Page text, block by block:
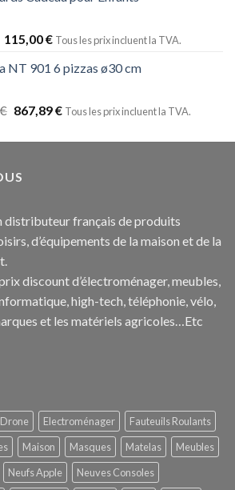
115,00€ Tous les prix incluent la TVA.
NT 901 6 pizzas ø30 cm
€ 867,89€ Tous les prix incluent la TVA.
distributeur français de produits
d’équipements de la maison et de la
discount d’électroménager, meubles,
high-tech , téléphonie, vélo,
et les matériels agricoles…Etc
Drone Electroménager
Fauteuils Roulants
Maison Masques Matelas
Meubles
Neufs Apple
Neuves Consoles